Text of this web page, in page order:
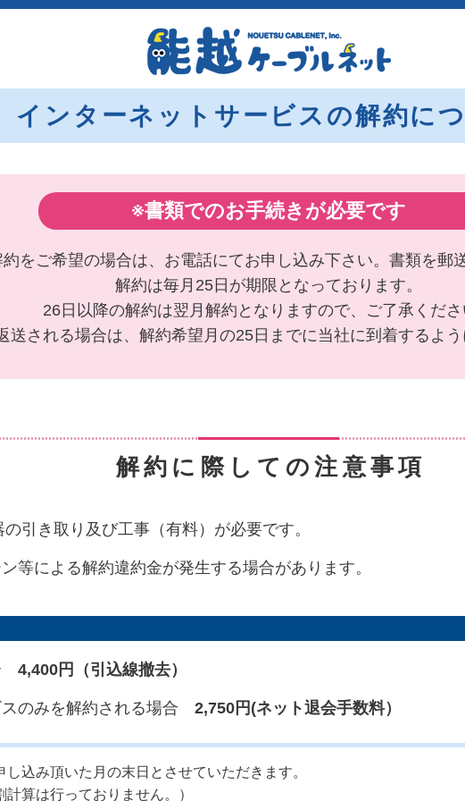
インターネットサービスの解約に
※書類でのお手続きが必要です
約をご希望の場合は、お電話にてお申し込み下さい。書類を郵
解約は毎月25日が期限となっております。
26日以降の解約は翌月解約となりますので、ご了承くださ
送される場合は、解約希望月の25日までに当社に到着するよう
解約に際しての注意事項
引き取り及び工事（有料）が必要です。
等による解約違約金が発生する場合があります。
4,400円（引込線撤去）
のみを解約される場合 2,750円(ネット退会手数料）
し込み頂いた月の末日とさせていただきます。
計算は行っておりません。）